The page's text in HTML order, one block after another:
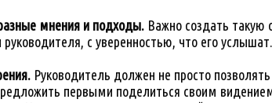
мнения и подходы. Важно создать такую
с уверенностью, что его
Руководитель должен не просто
первыми поделиться своим